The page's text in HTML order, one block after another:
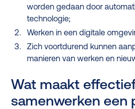
worden gedaan door
technologie;
Werken in een digitale
Zich voortdurend kunnen
manieren van werken en
Wat maakt
samenwerken een